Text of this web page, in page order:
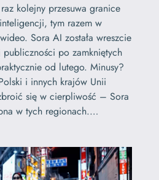
kolejny przesuwa granice
tym razem w
Sora AI została wreszcie
publiczności po zamkniętych
od lutego. Minusy?
i innych krajów Unii
się w cierpliwość – Sora
w tych regionach.…